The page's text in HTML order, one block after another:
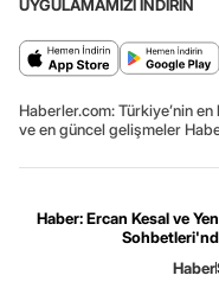
UYGULAMAMIZI İNDİRİN
Haberler.com: Türkiye’nin
ve en güncel gelişmeler
Haber: Ercan Kesal ve
Haber